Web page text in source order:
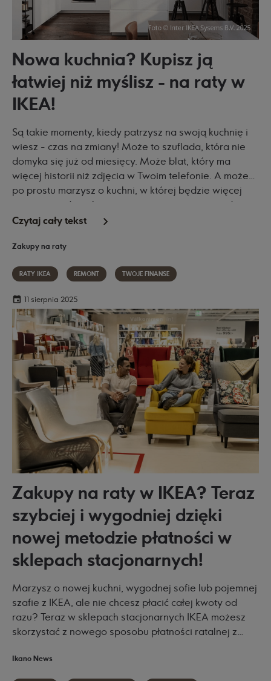
Nowa kuchnia? Kupisz ją
łatwiej niż myślisz - na raty w
IKEA!
Są takie momenty, kiedy patrzysz na swoją kuchnię i
wiesz - czas na zmiany! Może to szuflada, która nie
domyka się już od miesięcy. Może blat, który ma
więcej historii niż zdjęcia w Twoim telefonie. A może
po prostu marzysz o kuchni, w której będzie więcej
przestrzeni, światła i miejsca na gotowanie z rodziną
lub przyjaciółmi.
Czytaj cały tekst
Zakupy na raty
RATY IKEA REMONT TWOJE FINANSE
11 sierpnia 2025
Zakupy na raty w IKEA? Teraz
szybciej i wygodniej dzięki
nowej metodzie płatności w
sklepach stacjonarnych!
Marzysz o nowej kuchni, wygodnej sofie lub pojemnej
szafie z IKEA, ale nie chcesz płacić całej kwoty od
razu? Teraz w sklepach stacjonarnych IKEA możesz
skorzystać z nowego sposobu płatności ratalnej z
wypełnienia wniosku do podpisania umowy –
Ikano News